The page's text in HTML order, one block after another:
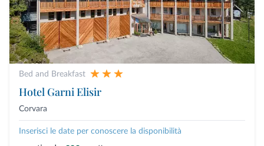
Bed and Breakfast
Hotel Garni Elisir
Corvara
Inserisci le date per conoscere la disponibilità